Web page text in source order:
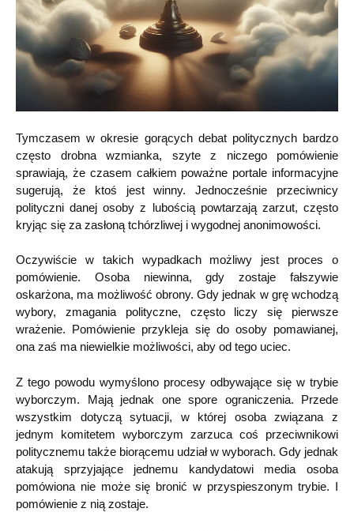
Tymczasem w okresie gorących debat politycznych bardzo
często drobna wzmianka, szyte z niczego pomówienie
sprawiają, że czasem całkiem poważne portale informacyjne
sugerują, że ktoś jest winny. Jednocześnie przeciwnicy
polityczni danej osoby z lubością powtarzają zarzut, często
kryjąc się za zasłoną tchórzliwej i wygodnej anonimowości.
Oczywiście w takich wypadkach możliwy jest proces o
pomówienie. Osoba niewinna, gdy zostaje fałszywie
oskarżona, ma możliwość obrony. Gdy jednak w grę wchodzą
wybory, zmagania polityczne, często liczy się pierwsze
wrażenie. Pomówienie przykleja się do osoby pomawianej,
ona zaś ma niewielkie możliwości, aby od tego uciec.
Z tego powodu wymyślono procesy odbywające się w trybie
wyborczym. Mają jednak one spore ograniczenia. Przede
wszystkim dotyczą sytuacji, w której osoba związana z
jednym komitetem wyborczym zarzuca coś przeciwnikowi
politycznemu także biorącemu udział w wyborach. Gdy jednak
atakują sprzyjające jednemu kandydatowi media osoba
pomówiona nie może się bronić w przyspieszonym trybie. I
pomówienie z nią zostaje.